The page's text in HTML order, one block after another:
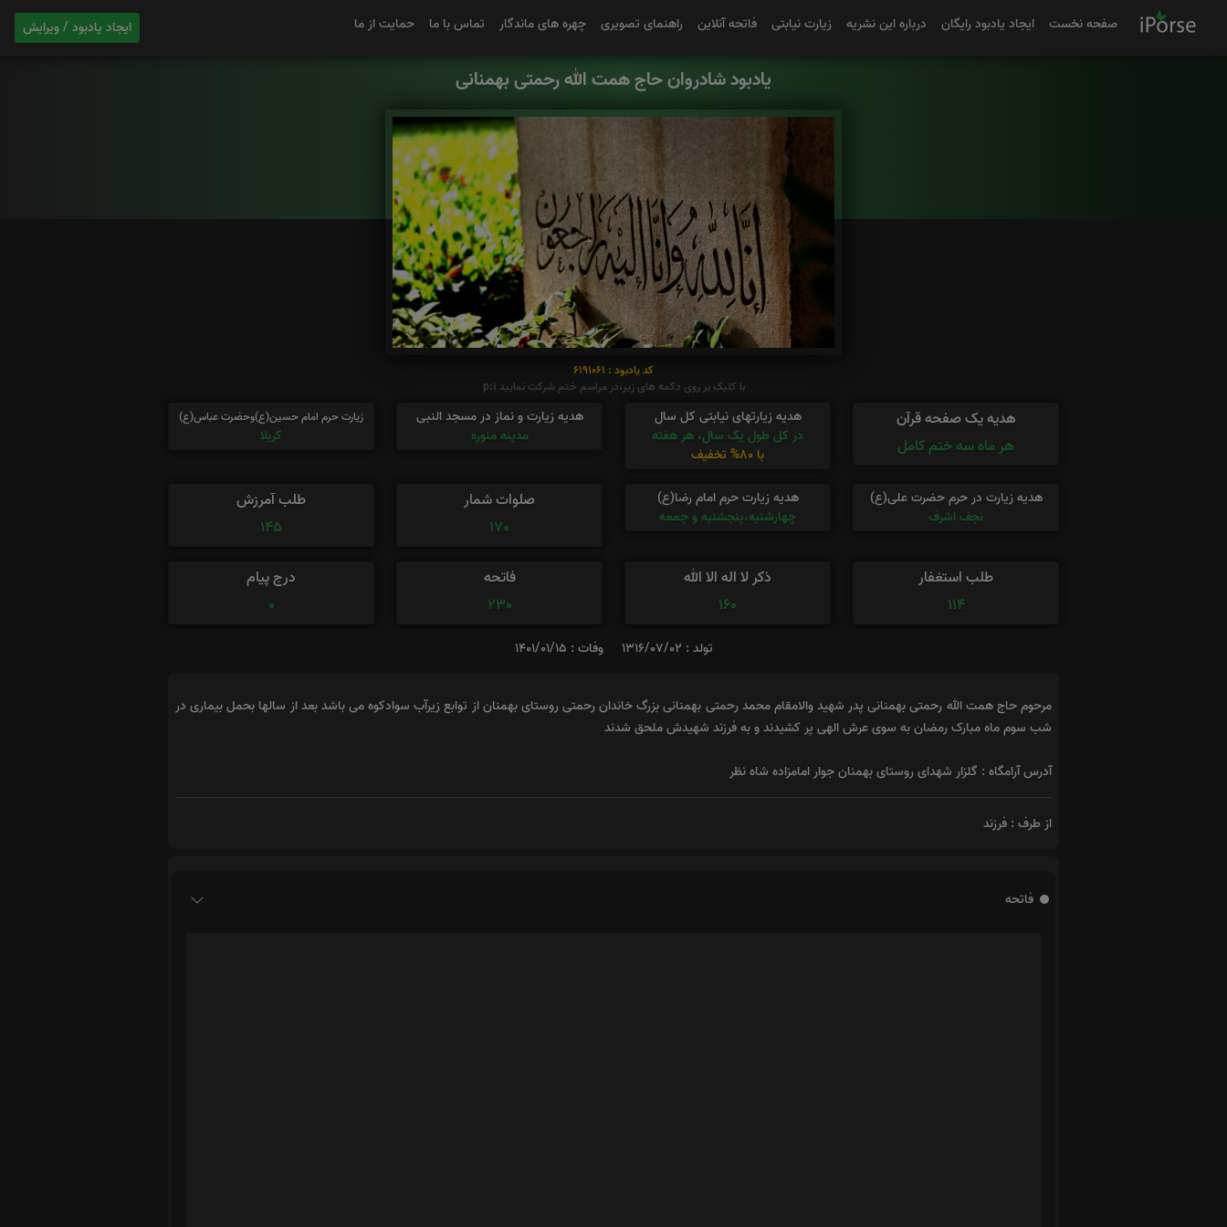
ایجاد یادبود / ویرایش صفحه نخست ایجاد یادبود رایگان درباره این نشریه زیارت نیابتی فاتحه آنلاین راهنمای تصویری چهره های ماندگار تماس با ما حمایت از ما
یادبود شادروان حاج همت الله رحمتی بهمنانی
کد یادبود : 6191061
با کلیک بر روی دکمه های زیر،در مراسم ختم شرکت نمایید p:1
هدیه یک صفحه قرآن
هر ماه سه ختم کامل
هدیه زیارتهای نیابتی کل سال
در کل طول یک سال، هر هفته
با 80% تخفیف
هدیه زیارت و نماز در مسجد النبی
مدینه منوره
زیارت حرم امام حسین(ع)وحضرت عباس(ع)
کربلا
هدیه زیارت در حرم حضرت علی(ع)
نجف اشرف
هدیه زیارت حرم امام رضا(ع)
چهارشنبه،پنجشنبه و جمعه
صلوات شمار
170
طلب آمرزش
145
طلب استغفار
114
ذکر لا اله الا الله
160
فاتحه
230
درج پیام
0
تولد : 1316/07/02 وفات : 1401/01/15
مرحوم حاج همت الله رحمتی بهمنانی پدر شهید والامقام محمد رحمتی بهمنانی بزرگ خاندان رحمتی روستای بهمنان از توابع زیرآب سوادکوه می باشد بعد از سالها بحمل بیماری در
شب سوم ماه مبارک رمضان به سوی عرش الهی پر کشیدند و به فرزند شهیدش ملحق شدند
آدرس آرامگاه : گلزار شهدای روستای بهمنان جوار امامزاده شاه نظر
از طرف : فرزند
فاتحه